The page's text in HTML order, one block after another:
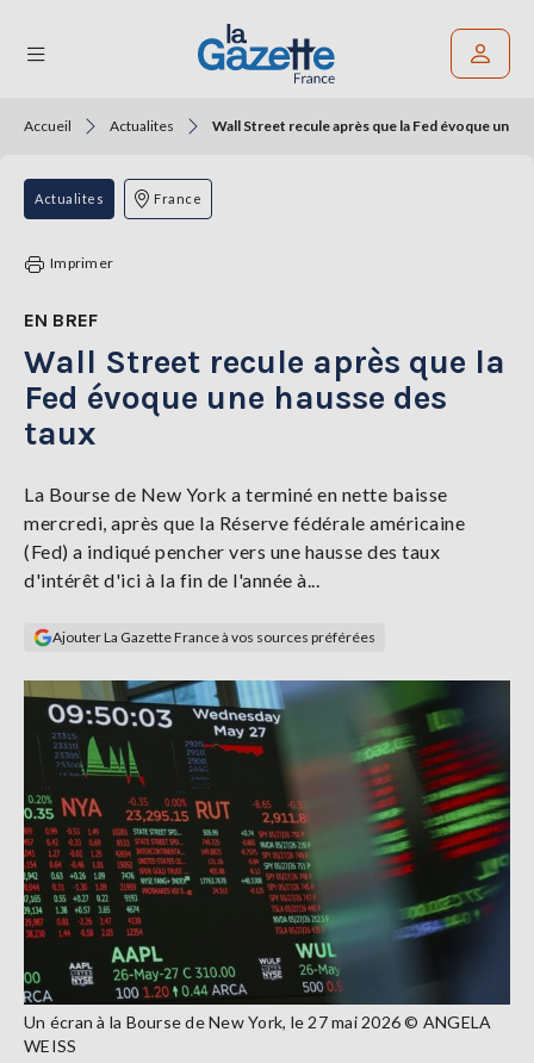
THÉMATIQUES
RÉGIONS
TENDANCES
SERVICES
LA
Se
connecter
S'abonner
Accueil Actualites Wall Street recule après que la Fed évoque une
Actualites France
Imprimer
EN BREF
Wall Street recule après que la
Fed évoque une hausse des
taux
La Bourse de New York a terminé en nette baisse
mercredi, après que la Réserve fédérale américaine
(Fed) a indiqué pencher vers une hausse des taux
d'intérêt d'ici à la fin de l'année à...
Ajouter La Gazette France à vos sources préférées
Un écran à la Bourse de New York, le 27 mai 2026 © ANGELA
WEISS